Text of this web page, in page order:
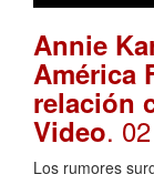
Annie
América
relación
Video.
Los rumores